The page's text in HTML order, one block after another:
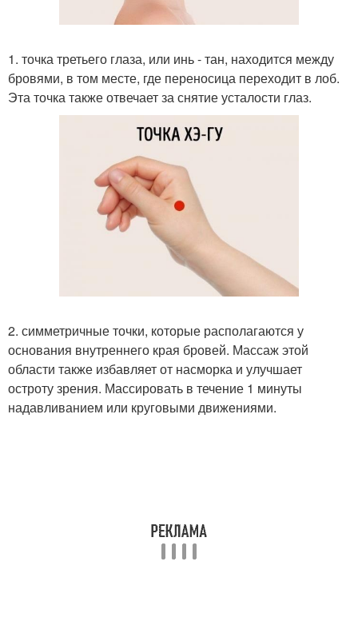
1. точка третьего глаза, или инь - тан, находится между
бровями, в том месте, где переносица переходит в лоб.
Эта точка также отвечает за снятие усталости глаз.
2. симметричные точки, которые располагаются у
основания внутреннего края бровей. Массаж этой
области также избавляет от насморка и улучшает
остроту зрения. Массировать в течение 1 минуты
надавливанием или круговыми движениями.